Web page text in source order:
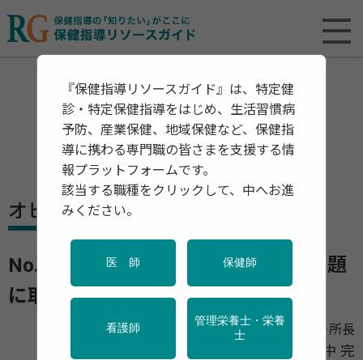
オピニオン
No.2 企業はどのようにアルコール問題
に取り組めば良いのか
PR
AGC株式会社鹿島工場 産業医、健康管理センター所長
田中 完
『保健指導リソースガイド』は、特定健
診・特定保健指導をはじめ、生活習慣病
予防、産業保健、地域保健など、保健指
導に携わる専門職の皆さまを支援する情
報プラットフォームです。
該当する職種をクリックして、中へお進
みください。
医 師 保健師
看護師
管理栄養士・栄養
士